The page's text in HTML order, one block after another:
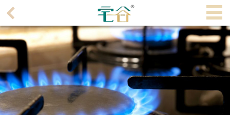
理
主
頁
搵
樓/
成